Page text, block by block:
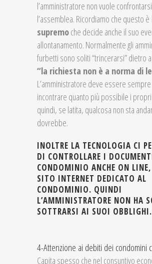
l’amministratore non vuole
l’assemblea. Ricordiamo che questo è
supremoche decide anche il suo
allontanamento. Normalmente gli
furbetti sono soliti “trincerarsi” dietro
“la richiesta non è a norma di
L’amministratore deve essere
incontrare quanto più possibile i
quindi, se latita, qualcosa non sta
dovrebbe.
INOLTRE LA TECNOLOGIA CI
DI CONTROLLARE I
CONDOMINIO ANCHE ON LINE,
SITO INTERNET DEDICATO AL
CONDOMINIO. QUINDI
L’AMMINISTRATORE NON HA
SOTTRARSI AI SUOI OBBLIGHI.
4-Attenzione ai debiti dei condomini
Capita spesso che nel consuntivo